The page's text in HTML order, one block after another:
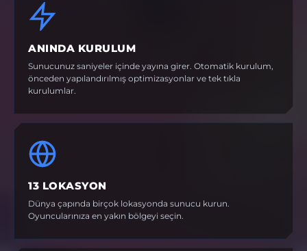
ANINDA KURULUM
Sunucunuz saniyeler içinde yayına girer. Otomatik kurulum,
önceden yapılandırılmış optimizasyonlar ve tek tıkla
kurulumlar.
13 LOKASYON
Dünya çapında birçok lokasyonda sunucu kurun.
Oyuncularınıza en yakın bölgeyi seçin.